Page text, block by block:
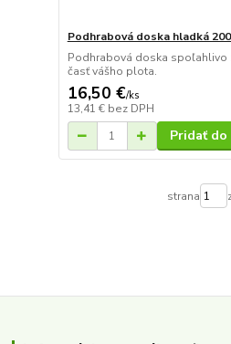
Podhrabová doska hladká
Podhrabová doska
časť vášho plota.
16,50 €/ks
13,41 € bez DPH
Pridať
strana